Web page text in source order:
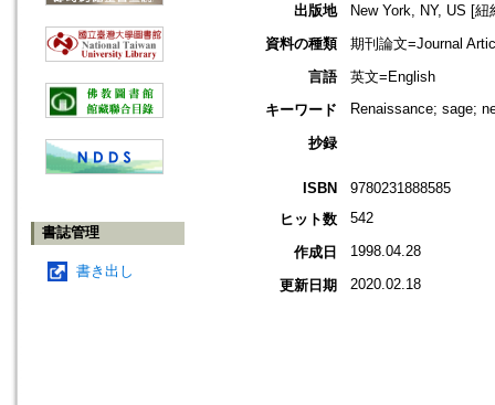
書誌管理
書き出し
出版地
New York, NY, US [
資料の種類
期刊論文=Journal
言語
英文=English
キーワード
Renaissance; sage;
抄録
ISBN
9780231888585
ヒット数
542
作成日 1998.04.28
更新日期 2020.02.18